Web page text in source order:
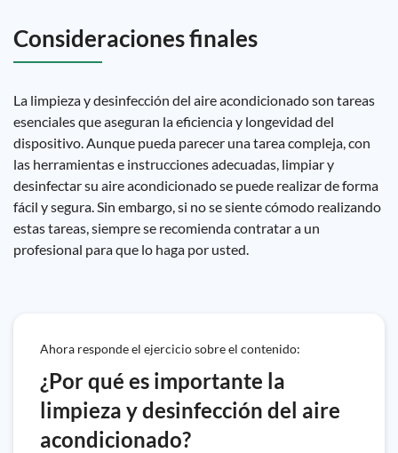
Consideraciones finales
La limpieza y desinfección del aire acondicionado son tareas
esenciales que aseguran la eficiencia y longevidad del
dispositivo. Aunque pueda parecer una tarea compleja, con
las herramientas e instrucciones adecuadas, limpiar y
desinfectar su aire acondicionado se puede realizar de forma
fácil y segura. Sin embargo, si no se siente cómodo realizando
estas tareas, siempre se recomienda contratar a un
profesional para que lo haga por usted.
Ahora responde el ejercicio sobre el contenido:
¿Por qué es importante la
limpieza y desinfección del aire
acondicionado?